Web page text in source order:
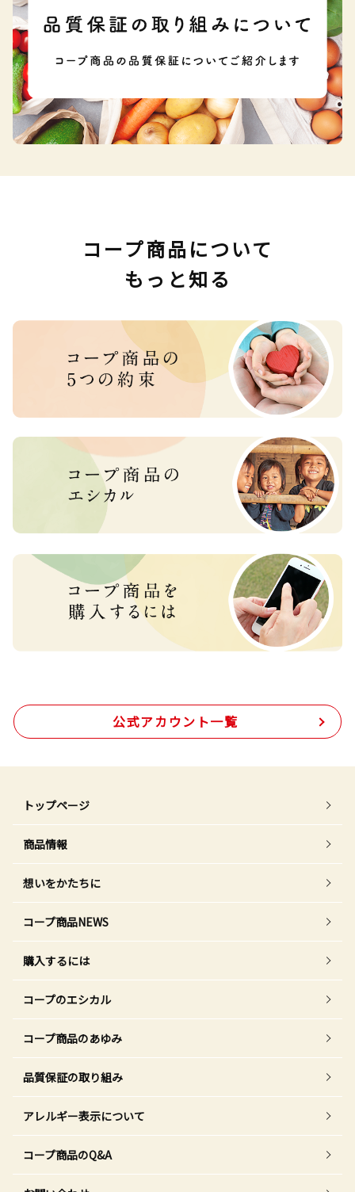
コープ商品について
もっと知る
公式アカウント一覧
トップページ
商品情報
想いをかたちに
コープ商品NEWS
購入するには
コープのエシカル
コープ商品のあゆみ
品質保証の取り組み
アレルギー表示について
コープ商品のQ&A